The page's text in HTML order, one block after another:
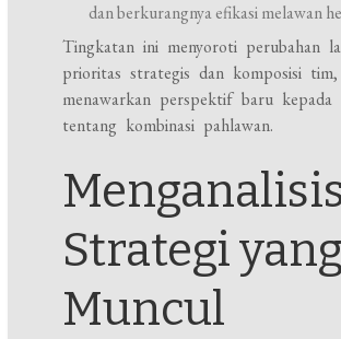
dan berkurangnya efikasi melawan
Tingkatan ini menyoroti perubahan
prioritas strategis dan komposisi tim,
menawarkan perspektif baru kepada
tentang kombinasi pahlawan.
Strategi yang
Muncul